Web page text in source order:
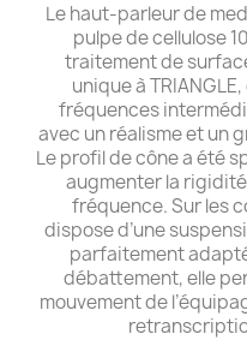
Le haut-parleur de
pulpe de cellulose
traitement de
unique à
fréquences
avec un réalisme et un
Le profil de cône a été
augmenter la
fréquence. Sur les
dispose d’une
parfaitement
débattement, elle
mouvement de